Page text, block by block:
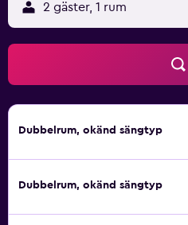
2 gäster, 1 rum
Dubbelrum, okänd sängtyp
Dubbelrum, okänd sängtyp